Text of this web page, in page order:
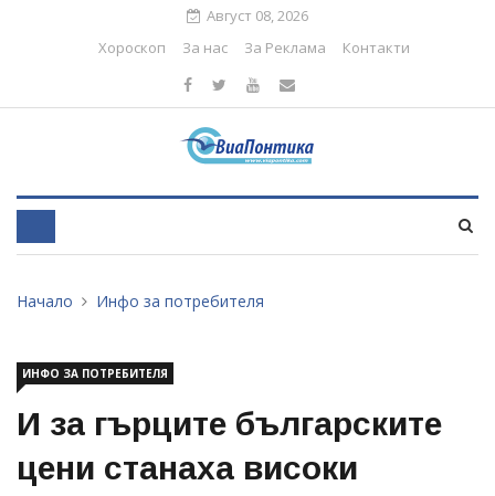
Август 08, 2026
Хороскоп
За нас За Реклама Контакти
Начало Инфо за потребителя
ИНФО ЗА ПОТРЕБИТЕЛЯ
И за гърците българските
цени станаха високи